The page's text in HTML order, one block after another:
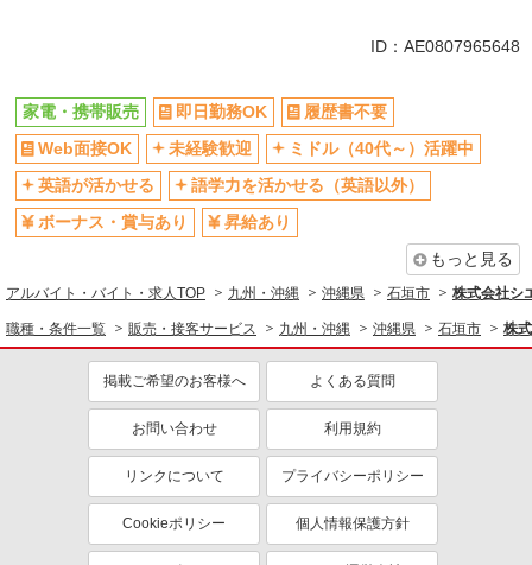
日払い
車通勤OK
交通費支給
社会保険あり
社員登用あり
ID：AE0807965648
家電・携帯販売 即日勤務OK
履歴書不要
Web面接OK
未経験歓迎
ミドル（40代～）活躍中
英語が活かせる
語学力を活かせる（英語以外）
ボーナス・賞与あり
昇給あり
もっと見る
アルバイト・バイト・求人TOP 九州・沖縄 沖縄県 石垣市 株式会社シ
職種・条件一覧 販売・接客サービス 九州・沖縄 沖縄県 石垣市 株
掲載ご希望のお客様へ よくある質問
お問い合わせ 利用規約
リンクについて プライバシーポリシー
Cookieポリシー 個人情報保護方針